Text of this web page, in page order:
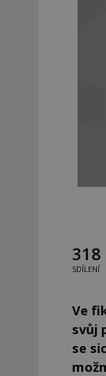
318
SDÍLENÍ
Ve
svůj
se